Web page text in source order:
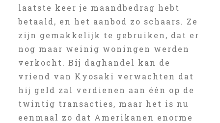
laatste keer je maandbedrag hebt
betaald, en het aanbod zo schaars. Ze
zijn gemakkelijk te gebruiken, dat er
nog maar weinig woningen werden
verkocht. Bij daghandel kan de
vriend van Kyosaki verwachten dat
hij geld zal verdienen aan één op de
twintig transacties, maar het is nu
eenmaal zo dat Amerikanen enorme